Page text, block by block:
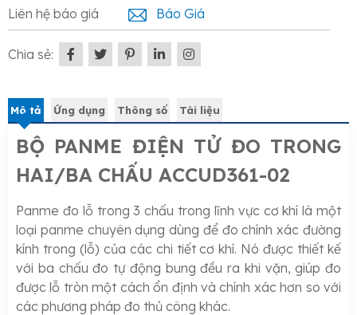
Liên hệ báo giá Báo Giá
Chia sẻ:
Mô tả Ứng dụng Thông số Tài liệu
BỘ PANME ĐIỆN TỬ ĐO TRONG
HAI/BA CHẤU ACCUD361-02
Panme đo lỗ trong 3 chấu trong lĩnh vực cơ khí là một
loại panme chuyên dụng dùng để đo chính xác đường
kính trong (lỗ) của các chi tiết cơ khí. Nó được thiết kế
với ba chấu đo tự động bung đều ra khi vặn, giúp đo
được lỗ tròn một cách ổn định và chính xác hơn so với
các phương pháp đo thủ công khác.